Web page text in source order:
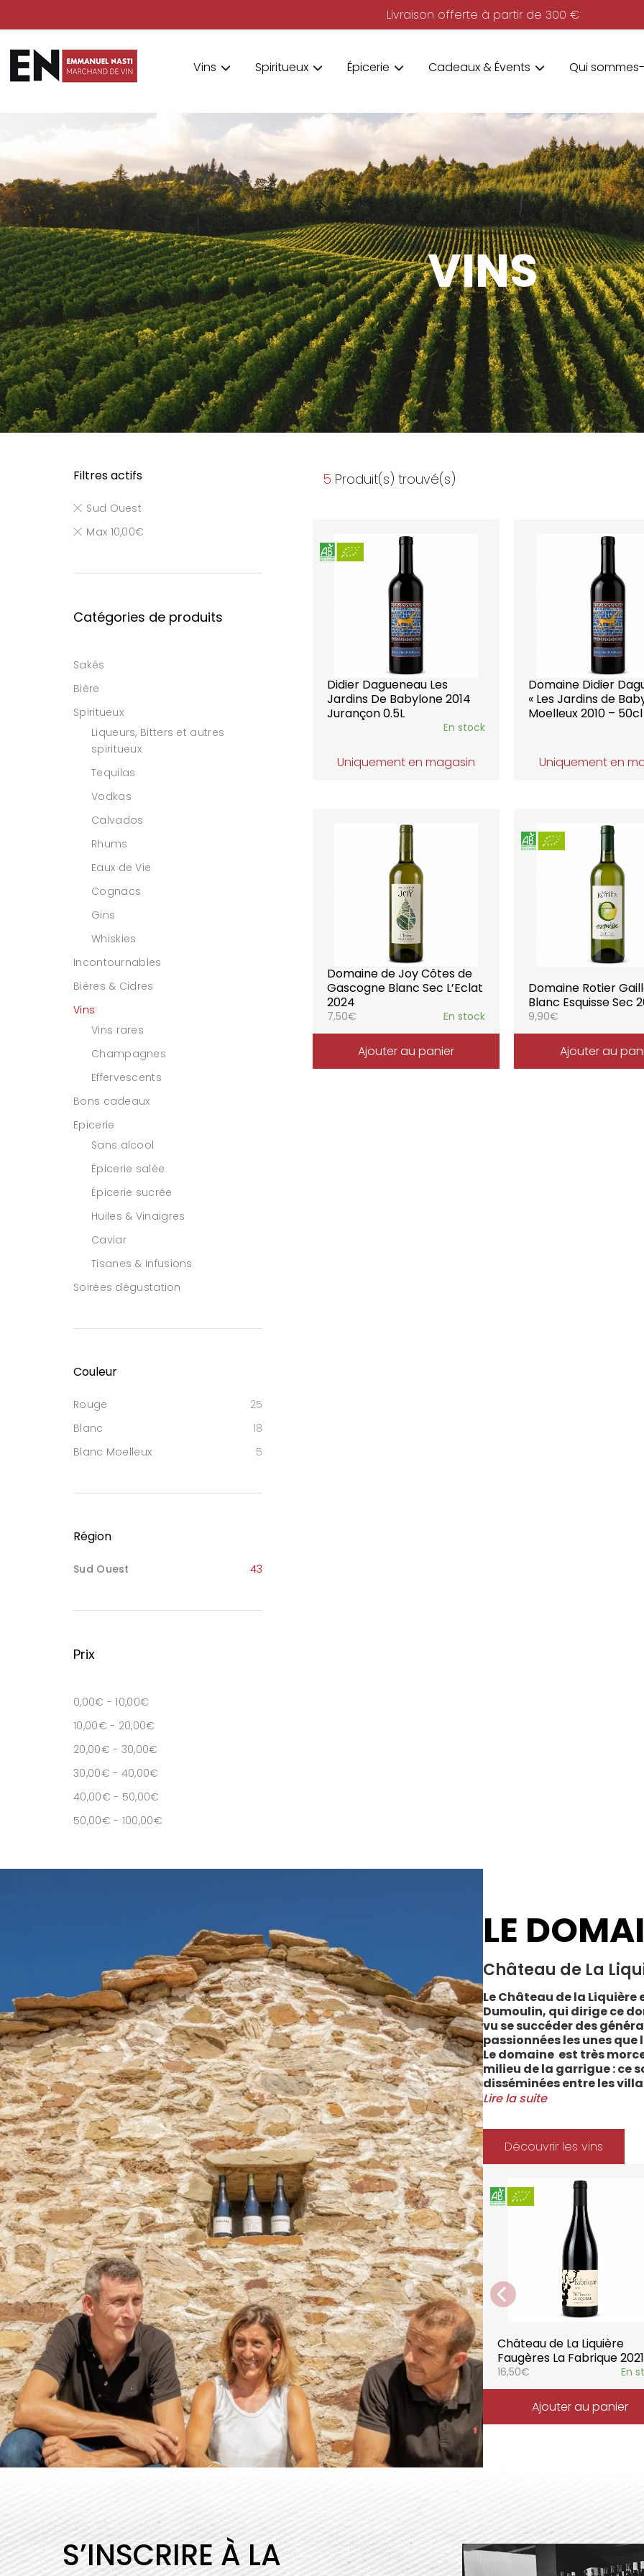
Livraison offerte à partir de 300 €
Vins Spiritueux Épicerie Cadeaux & Évents Qui
VINS
5 Produit(s) trouvé(s)
Didier Dagueneau Les
Jardins De Babylone 2014
Jurançon 0.5L
En stock
Uniquement en magasin
Domaine Didier
« Les Jardins de
Moelleux 2010 – 50cl
Uniquement en
Domaine de Joy Côtes de
Gascogne Blanc Sec L’Eclat
2024
7,50€ En stock
Ajouter au panier
Domaine Rotier
Blanc Esquisse Sec
9,90€
Ajouter au
Filtres actifs
Sud Ouest
Max 10,00€
Catégories de produits
Sakés
Bière
Spiritueux
Liqueurs, Bitters et autres
spiritueux
Tequilas
Vodkas
Calvados
Rhums
Eaux de Vie
Cognacs
Gins
Whiskies
Incontournables
Bières & Cidres
Vins
Vins rares
Champagnes
Effervescents
Bons cadeaux
Epicerie
Sans alcool
Épicerie salée
Épicerie sucrée
Huiles & Vinaigres
Caviar
Tisanes & Infusions
Soirées dégustation
Couleur
Rouge
25
Blanc
18
Blanc Moelleux
5
Région
Sud Ouest 43
Prix
0,00€ -10,00€
10,00€ - 20,00€
20,00€ - 30,00€
30,00€ - 40,00€
40,00€ - 50,00€
50,00€ - 100,00€
LE
Château de La
Le Château de la
Dumoulin, qui dirige ce
vu se succéder des
passionnées les unes que
Le domaine est très
milieu de la garrigue : ce
disséminées entre les
Cabrerolles et Faugères,
Méditerranée.
Le vignoble du Château
depuis 2008 et 2012
Les soins apportés y sont
l’environnement et de la
soignées et strictement
La gamme des vins du
style de consommation,
parfaitement la pureté
Lire la suite
Découvrir les vins
Château de La Liquière
Faugères La Fabrique 2021
16,50€ En
Ajouter au panier
S’INSCRIRE À LA